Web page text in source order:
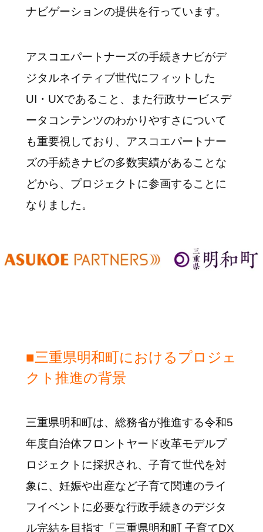
ナビゲーションの提供を行っています。
アスコエパートナーズの手続きナビがデ
ジタルネイティブ世代にフィットした
UI・UXであること、また行政サービスデ
ータコンテンツのわかりやすさについて
も重要視しており、アスコエパートナー
ズの手続きナビの多数実績があることな
どから、プロジェクトに参画することに
なりました。
■三重県明和町におけるプロジェ
クト推進の背景
三重県明和町は、総務省が推進する令和5
年度自治体フロントヤード改革モデルプ
ロジェクトに採択され、子育て世代を対
象に、妊娠や出産など子育て関連のライ
フイベントに必要な行政手続きのデジタ
ル完結を目指す「三重県明和町 子育てDX